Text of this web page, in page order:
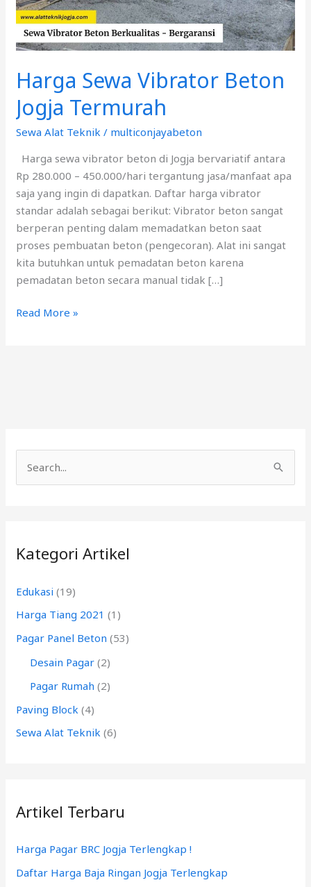
Harga Sewa Vibrator Beton
Jogja Termurah
Sewa Alat Teknik / multiconjayabeton
Harga sewa vibrator beton di Jogja bervariatif antara
Rp 280.000 – 450.000/hari tergantung jasa/manfaat apa
saja yang ingin di dapatkan. Daftar harga vibrator
standar adalah sebagai berikut: Vibrator beton sangat
berperan penting dalam memadatkan beton saat
proses pembuatan beton (pengecoran). Alat ini sangat
kita butuhkan untuk pemadatan beton karena
pemadatan beton secara manual tidak […]
Read More »
u
t
u
k
Kategori Artikel
Edukasi (19)
Harga Tiang 2021 (1)
Pagar Panel Beton (53)
Desain Pagar (2)
Pagar Rumah (2)
Paving Block (4)
Sewa Alat Teknik (6)
Artikel Terbaru
Harga Pagar BRC Jogja Terlengkap !
Daftar Harga Baja Ringan Jogja Terlengkap